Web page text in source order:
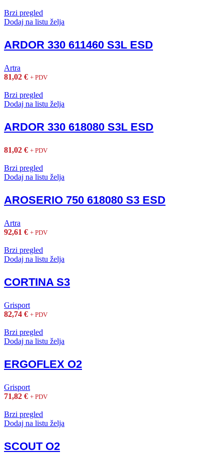
Brzi pregled
Dodaj na listu želja
ARDOR 330 611460 S3L ESD
Artra
81,02 € + PDV
Brzi pregled
Dodaj na listu želja
ARDOR 330 618080 S3L ESD
81,02 € + PDV
Brzi pregled
Dodaj na listu želja
AROSERIO 750 618080 S3 ESD
Artra
92,61 € + PDV
Brzi pregled
Dodaj na listu želja
CORTINA S3
Grisport
82,74 € + PDV
Brzi pregled
Dodaj na listu želja
ERGOFLEX O2
Grisport
71,82 € + PDV
Brzi pregled
Dodaj na listu želja
SCOUT O2